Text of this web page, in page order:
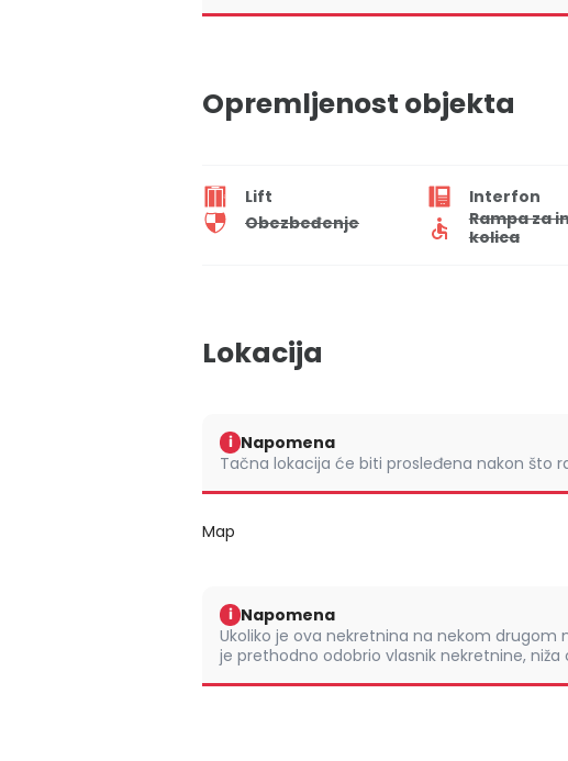
Opremljenost objekta
Lift Interfon
Obezbeđenje
Rampa za
kolica
Lokacija
i Napomena
Tačna lokacija će biti prosleđena nakon što
Map
i Napomena
Ukoliko je ova nekretnina na nekom
je prethodno odobrio vlasnik nekretnine,